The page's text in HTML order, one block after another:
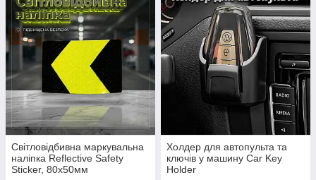
Світловідбивна маркувальна
наліпка Reflective Safety
Sticker, 80х50мм
Холдер для автопульта та
ключів у машину Car Key
Holder